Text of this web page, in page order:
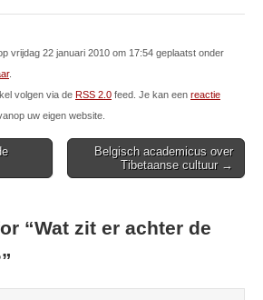
vrijdag 22 januari 2010 om 17:54 geplaatst onder
.
volgen via de RSS 2.0 feed. Je kan een reactie
uw eigen website.
Belgisch academicus over
Tibetaanse cultuur →
“Wat zit er achter de
”